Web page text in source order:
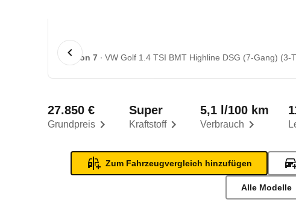
1 von 7 VW Golf 1.4 TSI BMT Highline DSG (7-Gang) (3-
Grundpreis
27.850 €
Kraftstoff
Super
Verbrauch
5,1 l/100 km
Zum Fahrzeugvergleich hinzufügen
Alle Modelle